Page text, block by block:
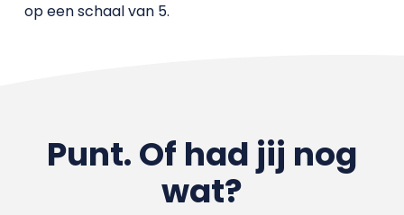
op een schaal van 5.
Punt. Of had jij nog
wat?